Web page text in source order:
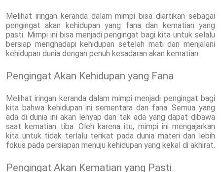
Melihat iringan keranda dalam mimpi bisa diartikan sebagai
pengingat akan kehidupan yang fana dan kematian yang
pasti. Mimpi ini bisa menjadi pengingat bagi kita untuk selalu
bersiap menghadapi kehidupan setelah mati dan menjalani
kehidupan dunia dengan penuh kesadaran akan kematian.
Pengingat Akan Kehidupan yang Fana
Melihat iringan keranda dalam mimpi menjadi pengingat bagi
kita bahwa kehidupan ini sementara dan fana. Semua yang
ada di dunia ini akan lenyap dan tak ada yang dapat dibawa
saat kematian tiba. Oleh karena itu, mimpi ini mengajarkan
kita untuk tidak terlalu terikat pada dunia materi dan lebih
fokus pada persiapan menuju kehidupan yang kekal di akhirat.
Pengingat Akan Kematian yang Pasti